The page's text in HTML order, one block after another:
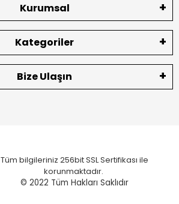
Kurumsal
Kategoriler
Bize Ulaşın
Tüm bilgileriniz 256bit SSL Sertifikası ile
korunmaktadır.
© 2022 Tüm Hakları Saklıdır